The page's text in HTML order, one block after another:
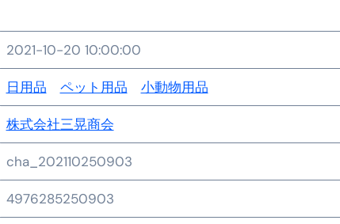
対にしてはダメなこと7選
わるよくある勘違い4選#Shorts
朝食3選 #ダイエット
日食べたらどうなるの？①【30秒でわかる効果まとめ
金1億円あります 返済か、自己破産かひろゆきさんならど
2021-10-20 10:00:00
日用品 ペット用品 小動物用品
株式会社三晃商会
cha_202110250903
4976285250903